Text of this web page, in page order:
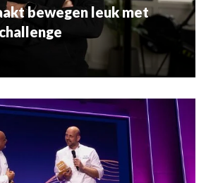
bewegen leuk met